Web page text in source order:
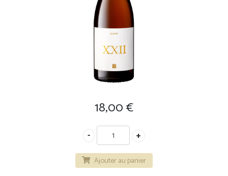
18,00€
Ajouter au panier